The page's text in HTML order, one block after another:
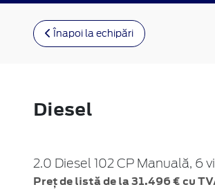
Înapoi la echipări
Diesel
2.0 Diesel 102 CP Manuală, 6
Preț de listă de la 31.496 € cu